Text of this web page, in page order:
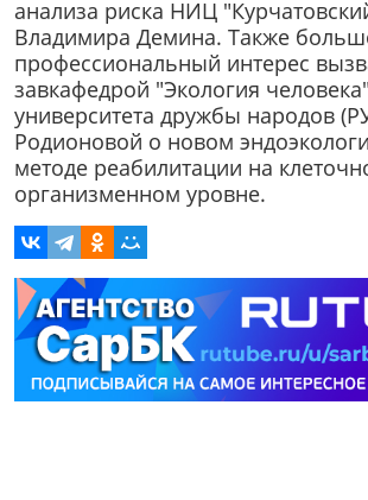
анализа риска НИЦ
Владимира Демина. Также
профессиональный интерес
завкафедрой "Экология
университета дружбы народов
Родионовой о новом
методе реабилитации на
организменном уровне.